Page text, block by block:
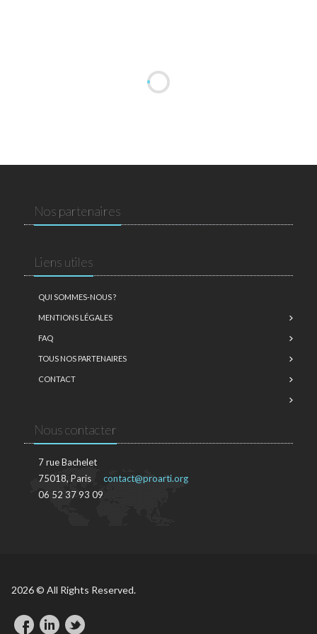
Nos partenaires
Liens utiles
QUI SOMMES-NOUS ?
MENTIONS LÉGALES
FAQ
TOUS NOS PARTENAIRES
CONTACT
Nous contacter
7 rue Bachelet
75018, Paris
06 52 37 93 09
contact@proarti.org
2026 © All Rights Reserved.